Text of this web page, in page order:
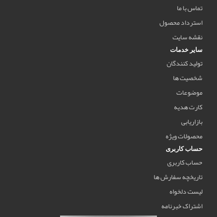
تماس با ما
استرداد محصول
نقشه سایت
سایر خدمات
تولید کنندگان
شخصیت ها
موضوعات
کارت هدیه
بازاریابی
محصولات ویژه
حساب کاربری
حساب کاربری
تاریخچه سفارش ها
لیست دلخواه
اشتراک خبرنامه